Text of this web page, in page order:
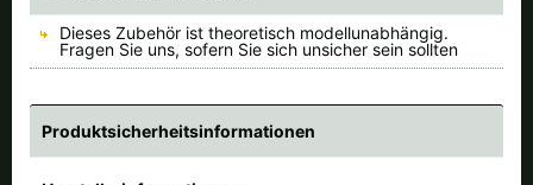
Dieses Zubehör ist theoretisch modellunabhängig.
Fragen Sie uns, sofern Sie sich unsicher sein sollten
Produktsicherheitsinformationen